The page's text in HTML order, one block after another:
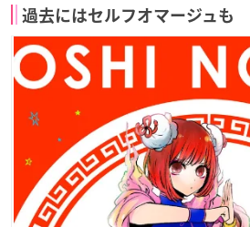
過去にはセルフオマージュも